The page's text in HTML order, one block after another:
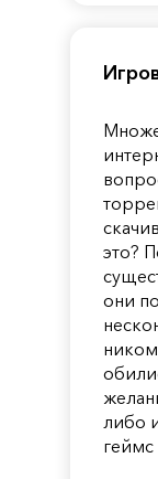
это?
они
либо
геймс